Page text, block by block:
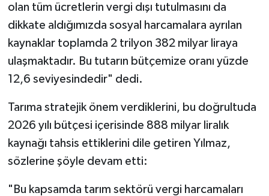
olan tüm ücretlerin vergi dışı tutulmasını da
dikkate aldığımızda sosyal harcamalara ayrılan
kaynaklar toplamda 2 trilyon 382 milyar liraya
ulaşmaktadır. Bu tutarın bütçemize oranı yüzde
12,6 seviyesindedir" dedi.
Tarıma stratejik önem verdiklerini, bu doğrultuda
2026 yılı bütçesi içerisinde 888 milyar liralık
kaynağı tahsis ettiklerini dile getiren Yılmaz,
sözlerine şöyle devam etti:
"Bu kapsamda tarım sektörü vergi harcamaları